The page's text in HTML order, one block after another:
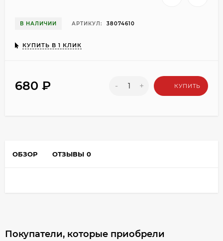
В НАЛИЧИИ АРТИКУЛ: 38074610
КУПИТЬ В 1 КЛИК
680 ₽ - + КУПИТЬ
ОБЗОР ОТЗЫВЫ 0
Покупатели, которые приобрели